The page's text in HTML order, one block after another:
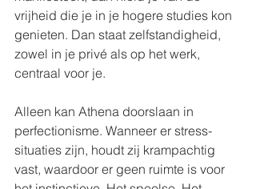
vrijheid die je in je hogere studies kon
genieten. Dan staat zelfstandigheid,
zowel in je privé als op het werk,
centraal voor je.
Alleen kan Athena doorslaan in
perfectionisme. Wanneer er stress-
situaties zijn, houdt zij krampachtig
vast, waardoor er geen ruimte is voor